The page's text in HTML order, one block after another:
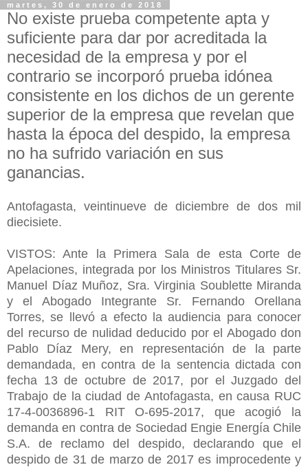
martes, 30 de enero de 2018
No existe prueba competente apta y
suficiente para dar por acreditada la
necesidad de la empresa y por el
contrario se incorporó prueba idónea
consistente en los dichos de un gerente
superior de la empresa que revelan que
hasta la época del despido, la empresa
no ha sufrido variación en sus
ganancias.
Antofagasta, veintinueve de diciembre de dos mil
diecisiete.
VISTOS: Ante la Primera Sala de esta Corte de
Apelaciones, integrada por los Ministros Titulares Sr.
Manuel Díaz Muñoz, Sra. Virginia Soublette Miranda
y el Abogado Integrante Sr. Fernando Orellana
Torres, se llevó a efecto la audiencia para conocer
del recurso de nulidad deducido por el Abogado don
Pablo Díaz Mery, en representación de la parte
demandada, en contra de la sentencia dictada con
fecha 13 de octubre de 2017, por el Juzgado del
Trabajo de la ciudad de Antofagasta, en causa RUC
17-4-0036896-1 RIT O-695-2017, que acogió la
demanda en contra de Sociedad Engie Energía Chile
S.A. de reclamo del despido, declarando que el
despido de 31 de marzo de 2017 es improcedente y